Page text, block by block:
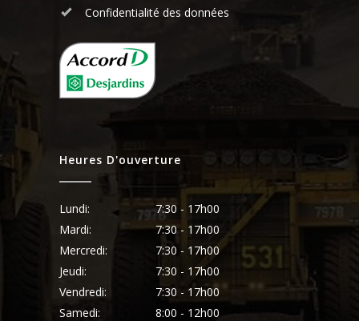
Confidentialité des données
Heures D'ouverture
Lundi:
7:30 - 17h00
Mardi:
7:30 - 17h00
Mercredi:
7:30 - 17h00
Jeudi:
7:30 - 17h00
Vendredi:
7:30 - 17h00
Samedi:
8:00 - 12h00